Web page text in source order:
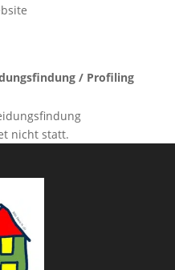
/ Profiling
nicht statt.